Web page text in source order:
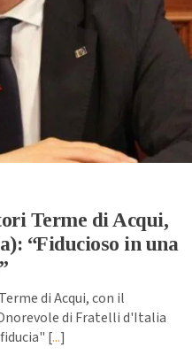
Terme di Acqui,
“Fiducioso in una
di Acqui, con il
di Fratelli d'Italia
[...]